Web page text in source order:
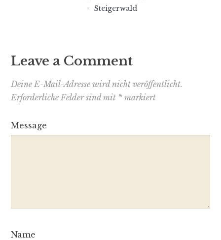
Steigerwald
Leave a Comment
Deine E-Mail-Adresse wird nicht veröffentlicht.
Erforderliche Felder sind mit *markiert
Message
Name